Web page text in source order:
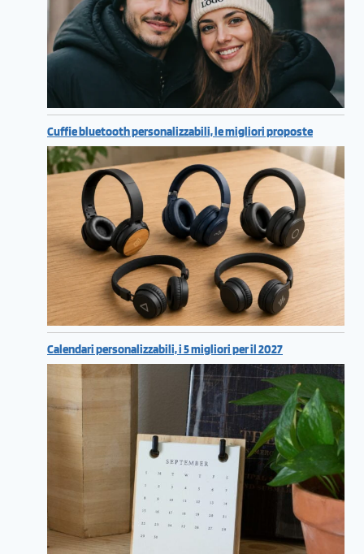
Cuffie bluetooth personalizzabili, le migliori proposte
Calendari personalizzabili, i 5 migliori per il 2027